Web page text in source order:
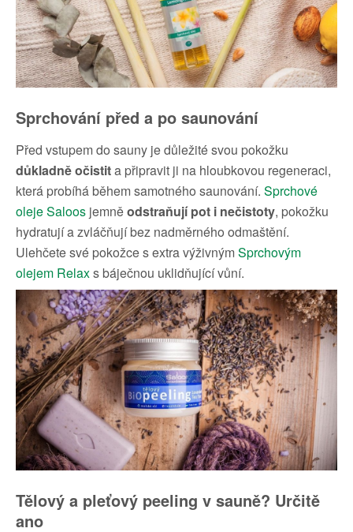
Sprchování před a po saunování
Před vstupem do sauny je důležité svou pokožku
důkladně očistita připravit ji na hloubkovou regeneraci,
která probíhá během samotného saunování. Sprchové
oleje Saloos jemněodstraňují pot i nečistoty, pokožku
hydratují a zvláčňují bez nadměrného odmaštění.
Ulehčete své pokožce s extra výživnýmSprchovým
olejem Relaxs báječnou uklidňující vůní.
Tělový a pleťový peeling v sauně? Určitě
ano